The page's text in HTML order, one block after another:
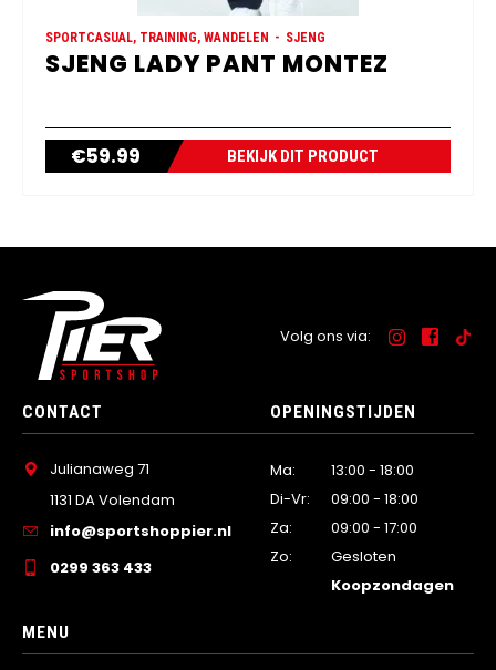
SPORTCASUAL, TRAINING, WANDELEN SJENG
SJENG LADY PANT MONTEZ
€59.99 BEKIJK DIT PRODUCT
Volg ons via:
CONTACT
Julianaweg 71
1131 DA Volendam
info@sportshoppier.nl
0299 363 433
OPENINGSTIJDEN
Ma:
13:00 - 18:00
Di-Vr:
09:00 - 18:00
Za:
09:00 - 17:00
Zo:
Gesloten
Koopzondagen
MENU